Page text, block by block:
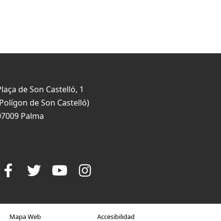
de Son Castelló, 1
de Son Castelló)
Palma
Mapa Web Accesibilidad